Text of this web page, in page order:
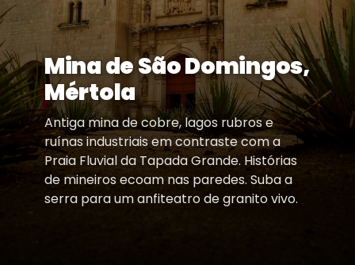
Mina de São Domingos,
Mértola
Antiga mina de cobre, lagos rubros e
ruínas industriais em contraste com a
Praia Fluvial da Tapada Grande. Histórias
de mineiros ecoam nas paredes. Suba a
serra para um anfiteatro de granito vivo.